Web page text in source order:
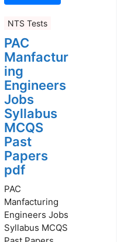
NTS Tests
PAC
Manfactur
ing
Engineers
Jobs
Syllabus
MCQS
Past
Papers
pdf
PAC
Manfacturing
Engineers Jobs
Syllabus MCQS